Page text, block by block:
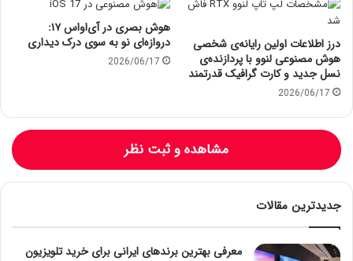
درز اطلاعات اولین رایانه‌ی شخصی
هوش مصنوعی لنوو با پردازنده‌ی
نسل جدید و کارت گرافیک قدرتمند
2026/06/17
هوش بصری در آی‌او‌اس ۱۷:
دروازه‌ای نو به سوی درک دیداری
2026/06/17
مشاهده و ثبت نظر
جدیدترین مقالات
معرفی بهترین برندهای ایرانی برای خرید تلویزیون